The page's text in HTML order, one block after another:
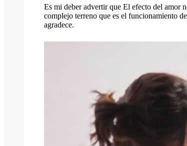
Es mi deber advertir que El efecto del amor
complejo terreno que es el funcionamiento
agradece.